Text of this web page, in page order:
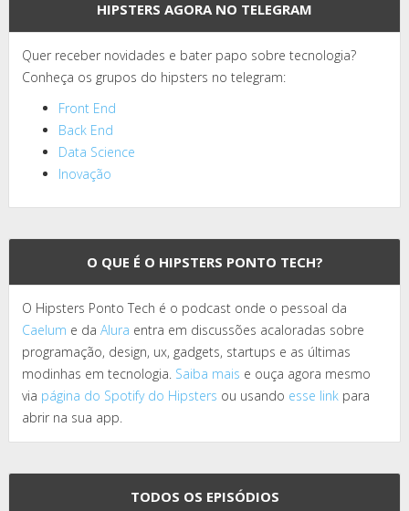
HIPSTERS AGORA NO TELEGRAM
Quer receber novidades e bater papo sobre tecnologia?
Conheça os grupos do hipsters no telegram:
Front End
Back End
Data Science
Inovação
O QUE É O HIPSTERS PONTO TECH?
O Hipsters Ponto Tech é o podcast onde o pessoal da
Caelum e da Alura entra em discussões acaloradas sobre
programação, design, ux, gadgets, startups e as últimas
modinhas em tecnologia. Saiba mais e ouça agora mesmo
via página do Spotify do Hipsters ou usando esse link para
abrir na sua app.
TODOS OS EPISÓDIOS